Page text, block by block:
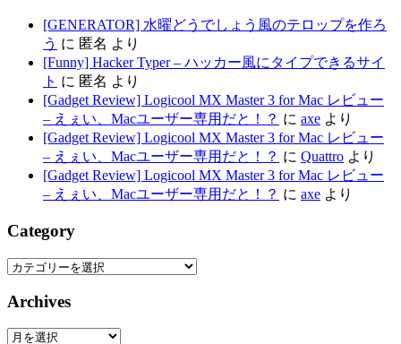
[GENERATOR] 水曜どうでしょう風のテロップを作ろ
う に 匿名 より
[Funny] Hacker Typer – ハッカー風にタイプできるサイ
ト に 匿名 より
[Gadget Review] Logicool MX Master 3 for Mac レビュー
– えぇい、Macユーザー専用だと！？ に axe より
[Gadget Review] Logicool MX Master 3 for Mac レビュー
– えぇい、Macユーザー専用だと！？ に Quattro より
[Gadget Review] Logicool MX Master 3 for Mac レビュー
– えぇい、Macユーザー専用だと！？ に axe より
Category
Category
Archives
Archives